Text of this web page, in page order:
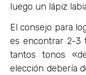
luego un lápiz
El consejo para
es encontrar 2-3
tantos tonos
elección debería